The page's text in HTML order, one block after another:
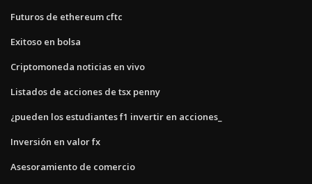
Futuros de ethereum cftc
Exitoso en bolsa
Criptomoneda noticias en vivo
Listados de acciones de tsx penny
¿pueden los estudiantes f1 invertir en acciones_
Inversión en valor fx
Asesoramiento de comercio